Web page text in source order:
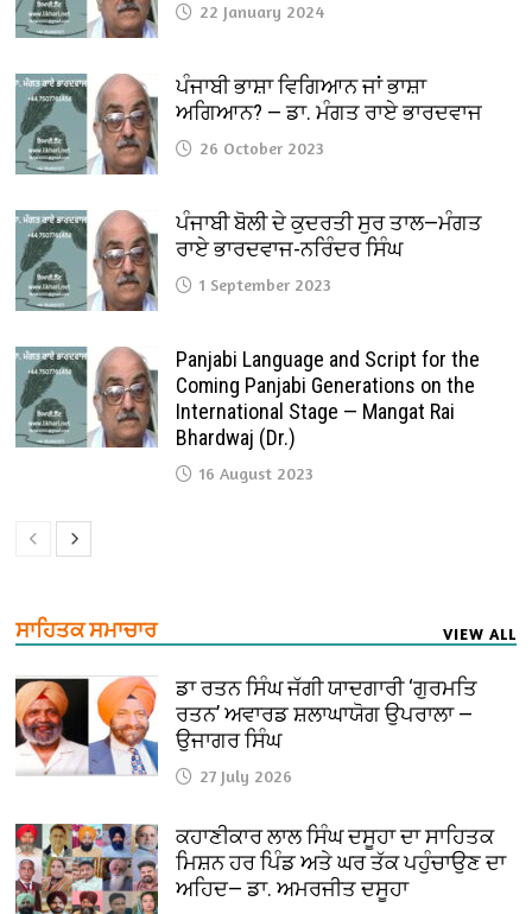
22 January 2024
ਪੰਜਾਬੀ ਭਾਸ਼ਾ ਵਿਗਿਆਨ ਜਾਂ ਭਾਸ਼ਾ
ਅਗਿਆਨ? — ਡਾ. ਮੰਗਤ ਰਾਏ ਭਾਰਦਵਾਜ
26 October 2023
ਪੰਜਾਬੀ ਬੋਲੀ ਦੇ ਕੁਦਰਤੀ ਸੁਰ ਤਾਲ—ਮੰਗਤ
ਰਾਏ ਭਾਰਦਵਾਜ-ਨਰਿੰਦਰ ਸਿੰਘ
1 September 2023
Panjabi Language and Script for the
Coming Panjabi Generations on the
International Stage — Mangat Rai
Bhardwaj (Dr.)
16 August 2023
ਸਾਹਿਤਕ ਸਮਾਚਾਰ VIEW ALL
ਡਾ ਰਤਨ ਸਿੰਘ ਜੱਗੀ ਯਾਦਗਾਰੀ ‘ਗੁਰਮਤਿ
ਰਤਨ’ ਅਵਾਰਡ ਸ਼ਲਾਘਾਯੋਗ ਉਪਰਾਲਾ —
ਉਜਾਗਰ ਸਿੰਘ
27 July 2026
ਕਹਾਣੀਕਾਰ ਲਾਲ ਸਿੰਘ ਦਸੂਹਾ ਦਾ ਸਾਹਿਤਕ
ਮਿਸ਼ਨ ਹਰ ਪਿੰਡ ਅਤੇ ਘਰ ਤੱਕ ਪਹੁੰਚਾਉਣ ਦਾ
ਅਹਿਦ— ਡਾ. ਅਮਰਜੀਤ ਦਸੂਹਾ